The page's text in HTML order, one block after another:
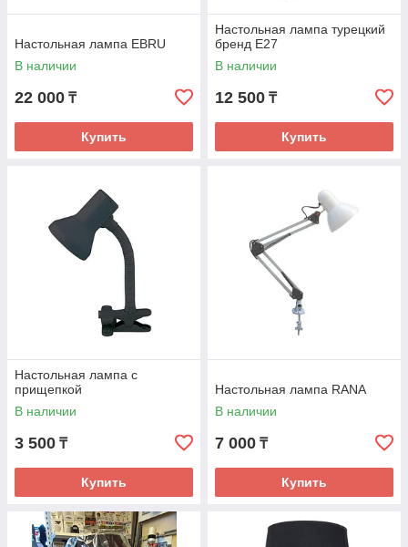
Настольная лампа EBRU
В наличии
22 000 ₸
Купить
Настольная лампа турецкий
бренд Е27
В наличии
12 500 ₸
Купить
Настольная лампа с
прищепкой
В наличии
3 500 ₸
Купить
Настольная лампа RANA
В наличии
7 000 ₸
Купить